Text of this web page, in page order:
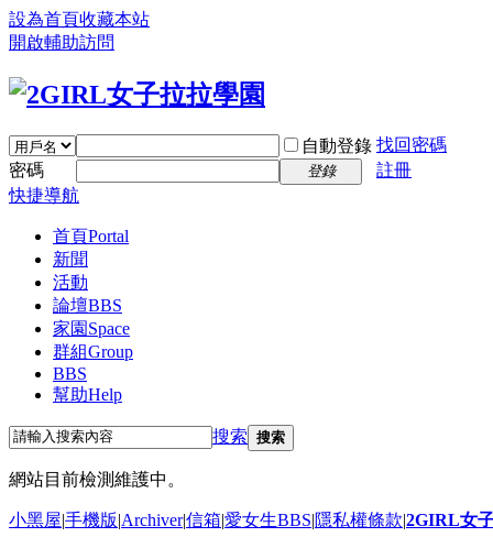
設為首頁收藏本站
開啟輔助訪問
自動登錄 找回密碼
密碼
登錄
註冊
快捷導航
首頁Portal
新聞
活動
論壇BBS
家園 Space
群組Group
BBS
幫助Help
搜索 搜索
網站目前檢測維護中。
小黑屋|手機版|Archiver|信箱|愛女生BBS|隱私權條款|2GIRL女